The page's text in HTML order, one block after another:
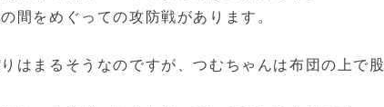
間をめぐっての攻防戦があります。
はまるそうなのですが、つむちゃんは布団の上で股